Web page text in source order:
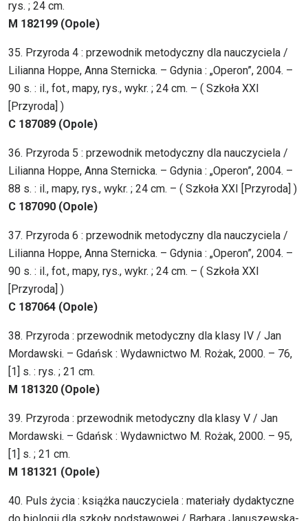
rys. ; 24 cm.
M 182199 (Opole)
35. Przyroda 4 : przewodnik metodyczny dla nauczyciela /
Lilianna Hoppe, Anna Sternicka. – Gdynia : „Operon”, 2004. –
90 s. : il., fot., mapy, rys., wykr. ; 24 cm. – ( Szkoła XXI
[Przyroda] )
C 187089 (Opole)
36. Przyroda 5 : przewodnik metodyczny dla nauczyciela /
Lilianna Hoppe, Anna Sternicka. – Gdynia : „Operon”, 2004. –
88 s. : il., mapy, rys., wykr. ; 24 cm. – ( Szkoła XXI [Przyroda] )
C 187090 (Opole)
37. Przyroda 6 : przewodnik metodyczny dla nauczyciela /
Lilianna Hoppe, Anna Sternicka. – Gdynia : „Operon”, 2004. –
90 s. : il., fot., mapy, rys., wykr. ; 24 cm. – ( Szkoła XXI
[Przyroda] )
C 187064 (Opole)
38. Przyroda : przewodnik metodyczny dla klasy IV / Jan
Mordawski. – Gdańsk : Wydawnictwo M. Rożak, 2000. – 76,
[1] s. : rys. ; 21 cm.
M 181320 (Opole)
39. Przyroda : przewodnik metodyczny dla klasy V / Jan
Mordawski. – Gdańsk : Wydawnictwo M. Rożak, 2000. – 95,
[1] s. ; 21 cm.
M 181321 (Opole)
40. Puls życia : książka nauczyciela : materiały dydaktyczne